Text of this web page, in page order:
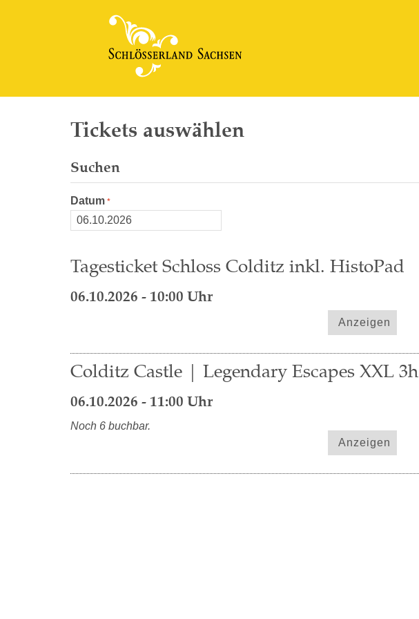
Tickets auswählen
Suchen
Datum
Tagesticket Schloss Colditz inkl. HistoPad
06.10.2026 - 10:00 Uhr
Anzeigen
Colditz Castle | Legendary Escapes XXL 3h
06.10.2026 - 11:00 Uhr
Noch 6 buchbar.
Anzeigen